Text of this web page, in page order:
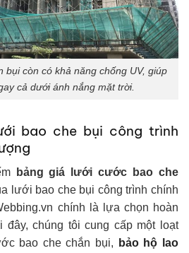
bụi còn có khả năng chống UV, giúp
cả dưới ánh nắng mặt trời.
bao che bụi công trình
bảng giá lưới cước bao che
lưới bao che bụi công trình chính
chính là lựa chọn hoàn
đây, chúng tôi cung cấp một loạt
bao che chắn bụi,
bảo hộ lao